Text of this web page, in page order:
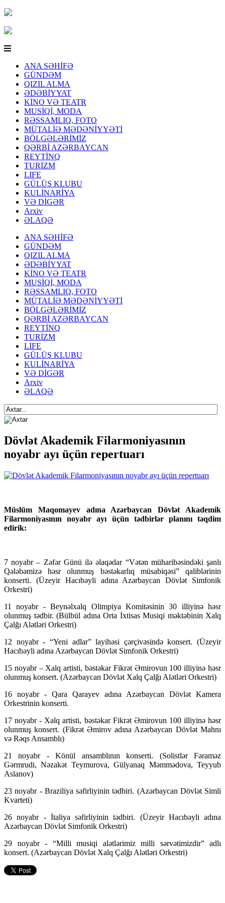
ANA SƏHİFƏ
GÜNDƏM
QIZIL ALMA
ƏDƏBİYYAT
KİNO VƏ TEATR
MUSİQİ, MODA
RƏSSAMLIQ, FOTO
MÜTALİƏ MƏDƏNİYYƏTİ
BÖLGƏLƏRİMİZ
QƏRBİ AZƏRBAYCAN
REYTİNQ
TURİZM
LIFE
GÜLÜŞ KLUBU
KULİNARİYA
VƏ DİGƏR
Arxiv
ƏLAQƏ
ANA SƏHİFƏ
GÜNDƏM
QIZIL ALMA
ƏDƏBİYYAT
KİNO VƏ TEATR
MUSİQİ, MODA
RƏSSAMLIQ, FOTO
MÜTALİƏ MƏDƏNİYYƏTİ
BÖLGƏLƏRİMİZ
QƏRBİ AZƏRBAYCAN
REYTİNQ
TURİZM
LIFE
GÜLÜŞ KLUBU
KULİNARİYA
VƏ DİGƏR
Arxiv
ƏLAQƏ
Dövlət Akademik Filarmoniyasının
noyabr ayı üçün repertuarı
Müslüm Maqomayev adına Azərbaycan Dövlət Akademik
Filarmoniyasının noyabr ayı üçün tədbirlər planını təqdim
edirik:
7 noyabr – Zəfər Günü ilə əlaqədar “Vətən müharibəsindəki şanlı
Qələbəmizə həsr olunmuş bəstəkarlıq müsabiqəsi” qaliblərinin
konserti. (Üzeyir Hacıbəyli adına Azərbaycan Dövlət Simfonik
Orkestri)
11 noyabr - Beynəlxalq Olimpiya Komitəsinin 30 illiyinə həsr
olunmuş tədbir. (Bülbül adına Orta İxtisas Musiqi məktəbinin Xalq
Çalğı Alətləri Orkestri)
12 noyabr - “Yeni adlar” layihəsi çərçivəsində konsert. (Üzeyir
Hacıbəyli adına Azərbaycan Dövlət Simfonik Orkestri)
15 noyabr – Xalq artisti, bəstəkar Fikrət Əmirovun 100 illiyinə həsr
olunmuş konsert. (Azərbaycan Dövlət Xalq Çalğı Alətləri Orkestri)
16 noyabr - Qara Qarayev adına Azərbaycan Dövlət Kamera
Orkestrinin konserti.
17 noyabr - Xalq artisti, bəstəkar Fikrət Əmirovun 100 illiyinə həsr
olunmuş konsert. (Fikrət Əmirov adına Azərbaycan Dövlət Mahnı
və Rəqs Ansamblı)
21 noyabr - Könül ansamblının konserti. (Solistlər Fəraməz
Gərmrudi, Nəzakət Teymurova, Gülyanaq Məmmədova, Teyyub
Aslanov)
23 noyabr - Braziliya səfirliyinin tədbiri. (Azərbaycan Dövlət Simli
Kvarteti)
26 noyabr - İtaliya səfirliyinin tədbiri. (Üzeyir Hacıbəyli adına
Azərbaycan Dövlət Simfonik Orkestri)
29 noyabr - “Milli musiqi alətlərimiz milli sərvətimizdir” adlı
konsert. (Azərbaycan Dövlət Xalq Çalğı Alətləri Orkestri)